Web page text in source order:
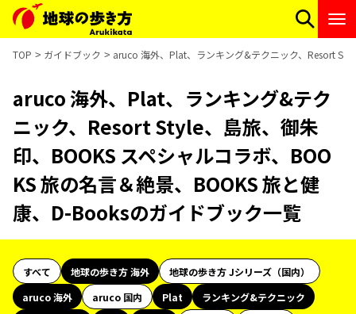
TOP ガイドブック aruco 海外、Plat、ランキング&テクニック、Resort
aruco 海外、Plat、ランキング&テク
ニック、Resort Style、島旅、御朱
印、BOOKS スペシャルコラボ、BOO
KS 旅の名言＆絶景、BOOKS 旅と健
康、D-Booksのガイドブック一覧
すべて 地球の歩き方 海外
地球の歩き方 Jシリーズ（国内）
aruco 海外
aruco 国内 Plat
ランキング&テクニック